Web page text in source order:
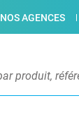
NOS AGENCES